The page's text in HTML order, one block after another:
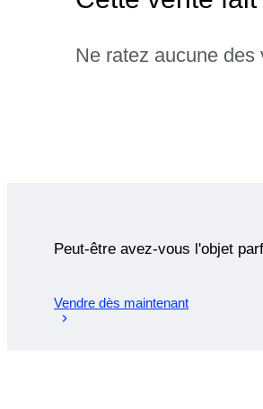
Ne ratez aucune des
Peut-être avez-vous l'objet
Vendre dès maintenant